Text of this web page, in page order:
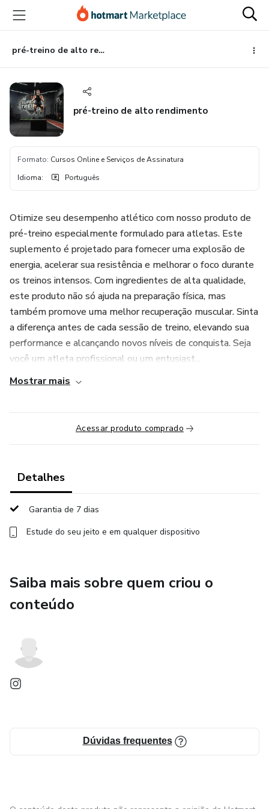
para
conteúdo
principal
para
pagamento
para
rodapé
pré-treino de alto rendimento
pré-treino de alto rendimento
Formato: Cursos Online e Serviços de Assinatura
Idioma: Português
Otimize seu desempenho atlético com nosso produto de
pré-treino especialmente formulado para atletas. Este
suplemento é projetado para fornecer uma explosão de
energia, acelerar sua resistência e melhorar o foco durante
os treinos intensos. Com ingredientes de alta qualidade,
este produto não só ajuda na preparação física, mas
também promove uma melhor recuperação muscular. Sinta
a diferença antes de cada sessão de treino, elevando sua
performance e alcançando novos níveis de conquista. Seja
você um atleta profissional ou um entusiast...
Mostrar mais
Acessar produto comprado
Detalhes
Garantia de 7 dias
Estude do seu jeito e em qualquer dispositivo
Saiba mais sobre quem criou o
conteúdo
Dúvidas frequentes